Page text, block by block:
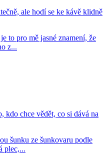
ale hodí se ke kávě klidně
to pro mě jasné znamení, že
z...
kdo chce vědět, co si dává na
šunku ze šunkovaru podle
plec,...